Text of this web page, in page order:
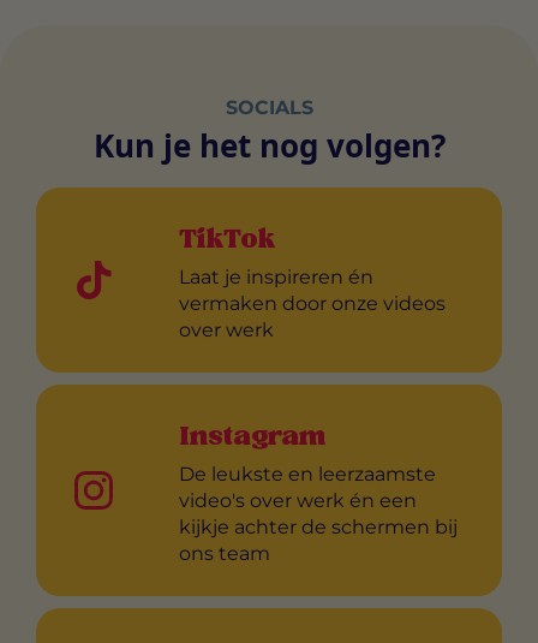
SOCIALS
Kun je het nog volgen?
TikTok
Laat je inspireren én
vermaken door onze videos
over werk
Instagram
De leukste en leerzaamste
video's over werk én een
kijkje achter de schermen bij
ons team